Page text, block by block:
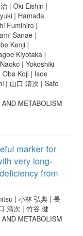
| Oki Eishin |
| Hamada
Fumihiro |
Sanae |
Kenji |
Kiyotaka |
| Yokoshiki
Koji | Isoe
| 山口 清次 | Sato
METABOLISM
marker for
very long-
from
| 小林 弘典 | 長
清次 | 竹谷 健
METABOLISM